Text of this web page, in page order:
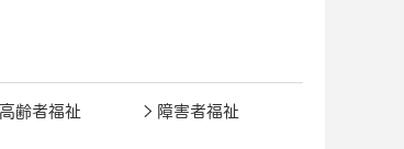
高齢者福祉 障害者福祉